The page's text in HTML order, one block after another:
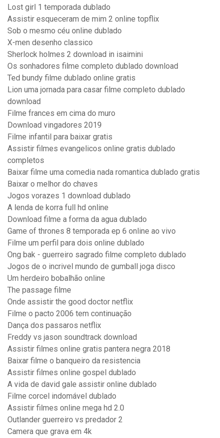
Lost girl 1 temporada dublado
Assistir esqueceram de mim 2 online topflix
Sob o mesmo céu online dublado
X-men desenho classico
Sherlock holmes 2 download in isaimini
Os sonhadores filme completo dublado download
Ted bundy filme dublado online gratis
Lion uma jornada para casar filme completo dublado
download
Filme frances em cima do muro
Download vingadores 2019
Filme infantil para baixar gratis
Assistir filmes evangelicos online gratis dublado
completos
Baixar filme uma comedia nada romantica dublado gratis
Baixar o melhor do chaves
Jogos vorazes 1 download dublado
A lenda de korra full hd online
Download filme a forma da agua dublado
Game of thrones 8 temporada ep 6 online ao vivo
Filme um perfil para dois online dublado
Ong bak - guerreiro sagrado filme completo dublado
Jogos de o incrivel mundo de gumball joga disco
Um herdeiro bobalhão online
The passage filme
Onde assistir the good doctor netflix
Filme o pacto 2006 tem continuação
Dança dos passaros netflix
Freddy vs jason soundtrack download
Assistir filmes online gratis pantera negra 2018
Baixar filme o banqueiro da resistencia
Assistir filmes online gospel dublado
A vida de david gale assistir online dublado
Filme corcel indomável dublado
Assistir filmes online mega hd 2.0
Outlander guerreiro vs predador 2
Camera que grava em 4k